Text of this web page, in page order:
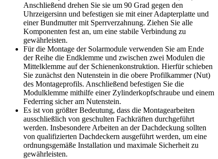
Anschließend drehen Sie sie um 90 Grad gegen den
Uhrzeigersinn und befestigen sie mit einer Adapterplatte und
einer Bundmutter mit Sperrverzahnung. Ziehen Sie alle
Komponenten fest an, um eine stabile Verbindung zu
gewährleisten.
Für die Montage der Solarmodule verwenden Sie am Ende
der Reihe die Endklemme und zwischen zwei Modulen die
Mittelklemme auf der Schienenkonstruktion. Hierfür schieben
Sie zunächst den Nutenstein in die obere Profilkammer (Nut)
des Montageprofils. Anschließend befestigen Sie die
Modulklemme mithilfe einer Zylinderkopfschraube und einem
Federring sicher am Nutenstein.
Es ist von größter Bedeutung, dass die Montagearbeiten
ausschließlich von geschulten Fachkräften durchgeführt
werden. Insbesondere Arbeiten an der Dachdeckung sollten
von qualifizierten Dachdeckern ausgeführt werden, um eine
ordnungsgemäße Installation und maximale Sicherheit zu
gewährleisten.